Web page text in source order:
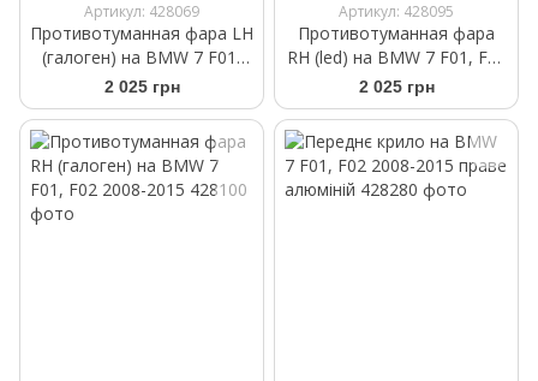
Артикул: 428069
Противотуманная фара LH
(галоген) на BMW 7 F01,
F02 2008-2015
2 025 грн
Артикул: 428095
Противотуманная фара
RH (led) на BMW 7 F01, F02
2008-2015
2 025 грн